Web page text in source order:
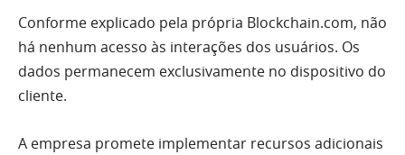
Conforme explicado pela própria Blockchain.com, não
há nenhum acesso às interações dos usuários. Os
dados permanecem exclusivamente no dispositivo do
cliente.
A empresa promete implementar recursos adicionais